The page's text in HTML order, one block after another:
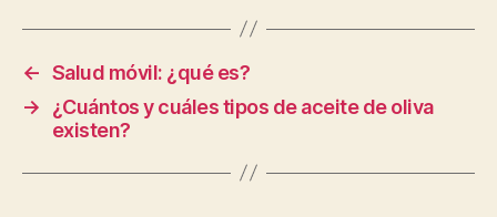
← Salud móvil: ¿qué es?
→
¿Cuántos y cuáles tipos de aceite de oliva
existen?